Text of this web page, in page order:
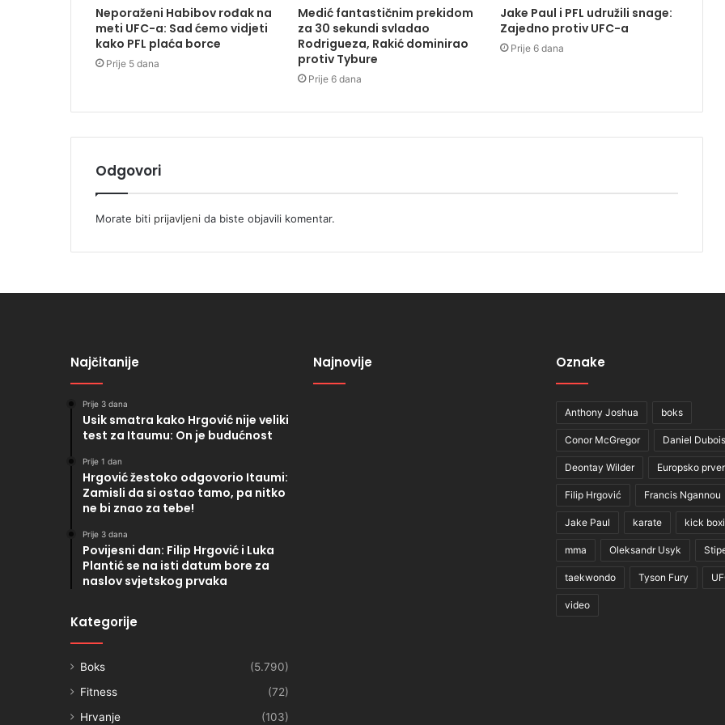
Neporaženi Habibov rođak na
meti UFC-a: Sad ćemo vidjeti
kako PFL plaća borce
Prije 5 dana
Medić fantastičnim prekidom
za 30 sekundi svladao
Rodrigueza, Rakić dominirao
protiv Tybure
Prije 6 dana
Jake Paul i PFL udružili snage:
Zajedno protiv UFC-a
Prije 6 dana
Odgovori
Morate biti prijavljeni da biste objavili komentar.
Najčitanije
Prije 3 dana
Usik smatra kako Hrgović nije veliki
test za Itaumu: On je budućnost
Prije 1 dan
Hrgović žestoko odgovorio Itaumi:
Zamisli da si ostao tamo, pa nitko
ne bi znao za tebe!
Prije 3 dana
Povijesni dan: Filip Hrgović i Luka
Plantić se na isti datum bore za
naslov svjetskog prvaka
Kategorije
Boks
(5.790)
Fitness
(72)
Hrvanje
(103)
Najnovije Oznake
Anthony Joshua boks
Conor McGregor Daniel Dubois
Deontay Wilder Europsko
Filip Hrgović Francis Ngannou
Jake Paul karate kick
mma Oleksandr Usyk
taekwondo Tyson Fury
video